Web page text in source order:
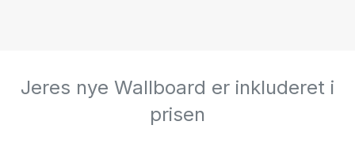
Jeres nye Wallboard er inkluderet i
prisen